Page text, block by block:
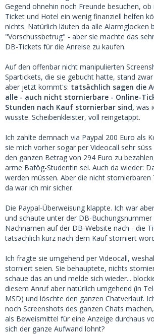
Gegend ohnehin noch Freunde besuchen,
Ticket und Hotel ein wenig finanziell helfen
nichts. Natürlich läuten da alle Alarmglocken
"Vorschussbetrug" - aber sie machte das
DB-Tickets für die Anreise zu kaufen.
Auf den offenbar nicht manipulierten
Spartickets, die sie gebucht hatte, stand
aber jetzt kommt's: tatsächlich sagen die
alle - auch nicht stornierbare - Online-
Stunden nach Kauf stornierbar sind, was
wusste. Scheibenkleister, voll reingetappt.
Ich zahlte demnach via Paypal 200 Euro als
sie mich vorher sogar per Videocall sehr
den ganzen Betrag von 294 Euro zu
arme Bafög-Studentin sei. Auch da wieder:
werden müssen. Aber die nicht stornierbaren
da war ich mir sicher.
Die Paypal-Überweisung klappte. Ich war
und schaute unter der DB-Buchungsnummer
Nachnamen auf der DB-Website nach - die
tatsächlich kurz nach dem Kauf storniert
Ich fragte sie umgehend per Videocall,
storniert seien. Sie behauptete, nichts
schaue das an und melde sich wieder...
diesem Anruf aber natürlich umgehend (in
MSD) und löschte den ganzen Chatverlauf.
noch Screenshots des ganzen Chats
als Beweismittel für eine Anzeige durchaus
sich der ganze Aufwand lohnt?